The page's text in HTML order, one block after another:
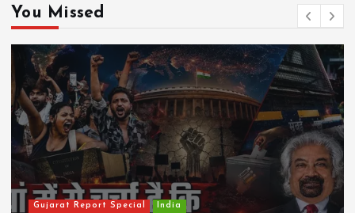
You Missed
Gujarat Report Special India